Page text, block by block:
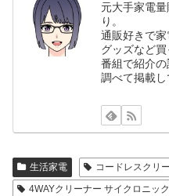
元大手家電
り。
通販好きで
グッズなど
番組で紹介
調べて掲載し
生活家電
コードレスクリ
4WAYクリーナー サイクロニッ